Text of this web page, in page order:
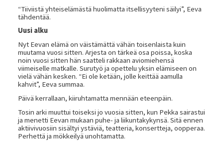
“Tiiviistä yhteiselämästä huolimatta itsellisyyteni säilyi”, Eeva
tähdentää.
Uusi alku
Nyt Eevan elämä on väistämättä vähän toisenlaista kuin
muutama vuosi sitten. Arjesta on tärkeä osa poissa, koska
noin vuosi sitten hän saatteli rakkaan aviomiehensä
viimeiselle matkalle. Surutyö ja opettelu yksin elämiseen on
vielä vähän kesken. “Ei ole ketään, jolle keittää aamulla
kahvit”, Eeva summaa.
Päivä kerrallaan, kiiruhtamatta mennään eteenpäin.
Tosin arki muuttui toiseksi jo vuosia sitten, kun Pekka sairastui
ja menetti Eevan mukaan puhe- ja liikuntakykynsä. Sitä ennen
aktiivivuosiin sisältyi ystäviä, teatteria, konsertteja, oopperaa.
Perhettä ja mökkeilyä unohtamatta.